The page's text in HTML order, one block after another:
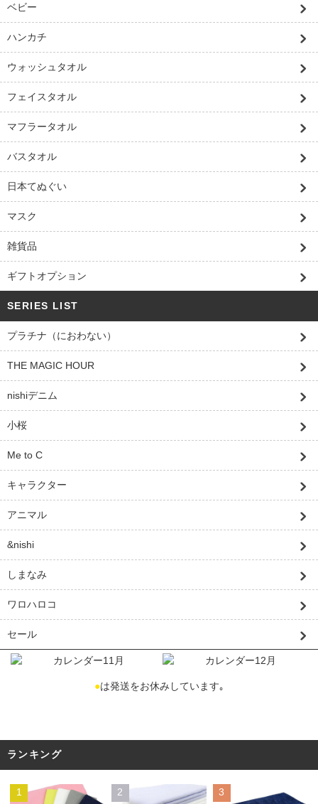
ベビー
ハンカチ
ウォッシュタオル
フェイスタオル
マフラータオル
バスタオル
日本てぬぐい
マスク
雑貨品
ギフトオプション
SERIES LIST
プラチナ（におわない）
THE MAGIC HOUR
nishiデニム
小桜
Me to C
キャラクター
アニマル
&nishi
しまなみ
ワロハロコ
セール
●は発送をお休みしています｡
ランキング
1 2 3